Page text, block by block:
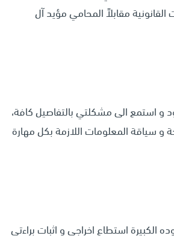
القانونية مقابلاً المحامي مؤيد آل
و استمع الى مشكلتي بالتفاصيل كافة،
سياقة المعلومات اللازمة بكل مهارة
الكبيرة استطاع اخراجي و اثبات براءتي